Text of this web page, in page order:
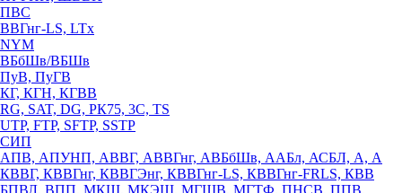
ПВС
ВВГнг-LS, LTx
NYM
ВБбШв/ВБШв
ПуВ, ПуГВ
КГ, КГН, КГВВ
RG, SAT, DG, РК75, 3С, TS
UTP, FTP, SFTP, SSTP
СИП
АПВ, АПУНП, АВВГ, АВВГнг, АВБбШв, ААБл, АСБЛ, А, А
КВВГ, КВВГнг, КВВГЭнг, КВВГнг-LS, КВВГнг-FRLS, КВВ
БПВЛ, ВПП, МКШ, МКЭШ, МГШВ, МГТФ, ПНСВ, ППВ,